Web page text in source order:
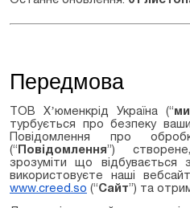
Передмова
ТОВ Хʼюменкрід Україна (“ми
турбується про безпеку
Повідомлення про
(“Повідомлення”)
зрозуміти що
використовуєте наші
www.creed.so (“Сайт”) та